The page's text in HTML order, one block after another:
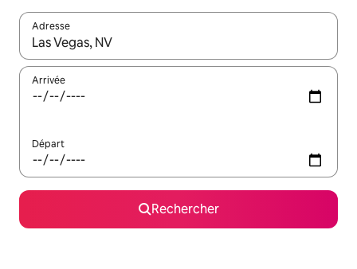
Adresse
Lorsque les résultats s'affichent, utilisez les flèches vers le
Arrivée
Départ
Rechercher